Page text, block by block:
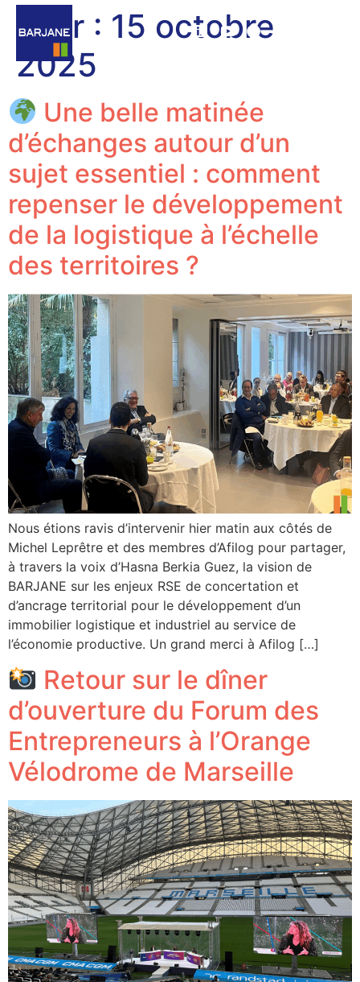
Jour : 15 octobre
2025
Une belle matinée
d’échanges autour d’un
sujet essentiel : comment
repenser le développement
de la logistique à l’échelle
des territoires ?
Nous étions ravis d’intervenir hier matin aux côtés de
Michel Leprêtre et des membres d’Afilog pour partager,
à travers la voix d’Hasna Berkia Guez, la vision de
BARJANE sur les enjeux RSE de concertation et
d’ancrage territorial pour le développement d’un
immobilier logistique et industriel au service de
l’économie productive. Un grand merci à Afilog […]
Retour sur le dîner
d’ouverture du Forum des
Entrepreneurs à l’Orange
Vélodrome de Marseille